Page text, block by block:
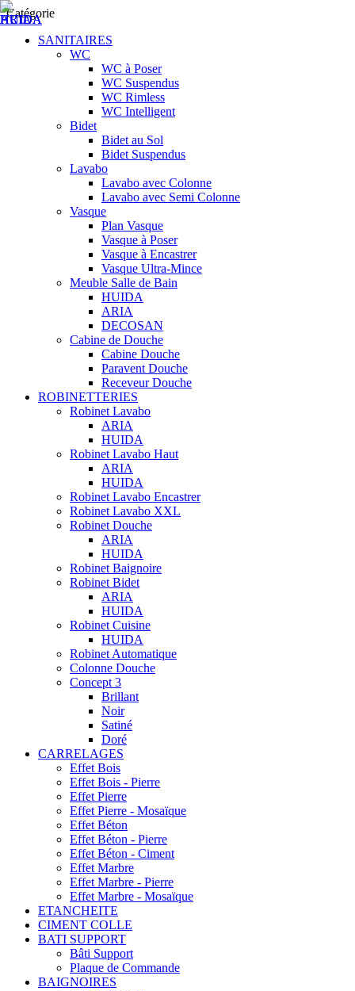
Catégorie
SANITAIRES
WC
WC à Poser
WC Suspendus
WC Rimless
WC Intelligent
Bidet
Bidet au Sol
Bidet Suspendus
Lavabo
Lavabo avec Colonne
Lavabo avec Semi Colonne
Vasque
Plan Vasque
Vasque à Poser
Vasque à Encastrer
Vasque Ultra-Mince
Meuble Salle de Bain
HUIDA
ARIA
DECOSAN
Cabine de Douche
Cabine Douche
Paravent Douche
Receveur Douche
ROBINETTERIES
Robinet Lavabo
ARIA
HUIDA
Robinet Lavabo Haut
ARIA
HUIDA
Robinet Lavabo Encastrer
Robinet Lavabo XXL
Robinet Douche
ARIA
HUIDA
Robinet Baignoire
Robinet Bidet
ARIA
HUIDA
Robinet Cuisine
HUIDA
Robinet Automatique
Colonne Douche
Concept 3
Brillant
Noir
Satiné
Doré
CARRELAGES
Effet Bois
Effet Bois - Pierre
Effet Pierre
Effet Pierre - Mosaïque
Effet Béton
Effet Béton - Pierre
Effet Béton - Ciment
Effet Marbre
Effet Marbre - Pierre
Effet Marbre - Mosaïque
ETANCHEITE
CIMENT COLLE
BATI SUPPORT
Bâti Support
Plaque de Commande
BAIGNOIRES